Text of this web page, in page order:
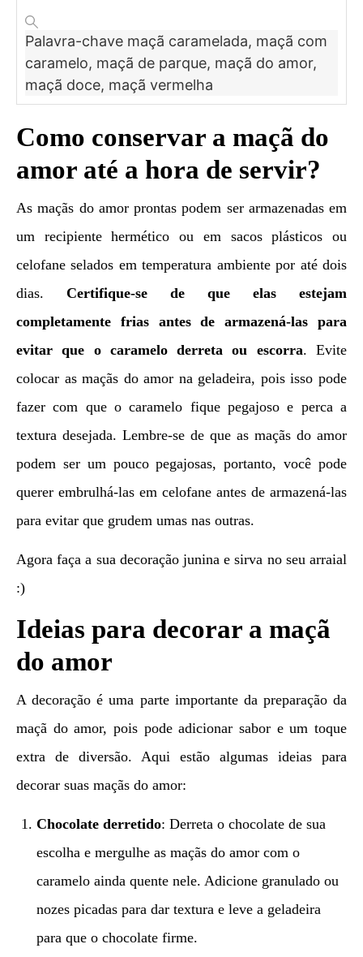
Palavra-chave maçã caramelada, maçã com
caramelo, maçã de parque, maçã do amor,
maçã doce, maçã vermelha
Como conservar a maçã do
amor até a hora de servir?
As maçãs do amor prontas podem ser armazenadas em
um recipiente hermético ou em sacos plásticos ou
celofane selados em temperatura ambiente por até dois
dias. Certifique-se de que elas estejam
completamente frias antes de armazená-las para
evitar que o caramelo derreta ou escorra. Evite
colocar as maçãs do amor na geladeira, pois isso pode
fazer com que o caramelo fique pegajoso e perca a
textura desejada. Lembre-se de que as maçãs do amor
podem ser um pouco pegajosas, portanto, você pode
querer embrulhá-las em celofane antes de armazená-las
para evitar que grudem umas nas outras.
Agora faça a sua decoração junina e sirva no seu arraial
:)
Ideias para decorar a maçã
do amor
A decoração é uma parte importante da preparação da
maçã do amor, pois pode adicionar sabor e um toque
extra de diversão. Aqui estão algumas ideias para
decorar suas maçãs do amor:
Chocolate derretido: Derreta o chocolate de sua
escolha e mergulhe as maçãs do amor com o
caramelo ainda quente nele. Adicione granulado ou
nozes picadas para dar textura e leve a geladeira
para que o chocolate firme.